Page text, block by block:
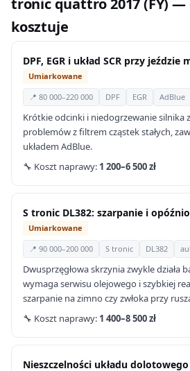
tronic quattro 2017 (FY) —
kosztuje
DPF, EGR i układ SCR przy jeździe
Umiarkowane
📍 80 000–220 000
DPF EGR AdBlue
Krótkie odcinki i niedogrzewanie silnika
problemów z filtrem cząstek stałych,
układem AdBlue.
🔧 Koszt naprawy: 1 200–6 500 zł
S tronic DL382: szarpanie i
Umiarkowane
📍 90 000–200 000
S tronic DL382
Dwusprzęgłowa skrzynia zwykle działa
wymaga serwisu olejowego i szybkiej
szarpanie na zimno czy zwłoka przy
🔧 Koszt naprawy: 1 400–8 500 zł
Nieszczelności układu